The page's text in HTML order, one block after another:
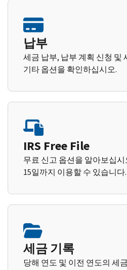
납부
세금 납부, 납부 계획 신청 및
기타 옵션을 확인하십시오.
IRS Free File
무료 신고 옵션을 알아보십시
15일까지 이용할 수 있습니다.
세금 기록
당해 연도 및 이전 연도의 세